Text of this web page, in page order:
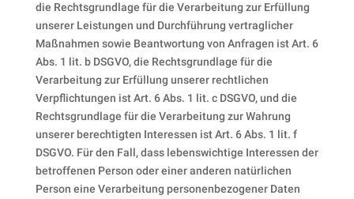
die Rechtsgrundlage für die Verarbeitung zur Erfüllung
unserer Leistungen und Durchführung vertraglicher
Maßnahmen sowie Beantwortung von Anfragen ist Art. 6
Abs. 1 lit. b DSGVO, die Rechtsgrundlage für die
Verarbeitung zur Erfüllung unserer rechtlichen
Verpflichtungen ist Art. 6 Abs. 1 lit. c DSGVO, und die
Rechtsgrundlage für die Verarbeitung zur Wahrung
unserer berechtigten Interessen ist Art. 6 Abs. 1 lit. f
DSGVO. Für den Fall, dass lebenswichtige Interessen der
betroffenen Person oder einer anderen natürlichen
Person eine Verarbeitung personenbezogener Daten